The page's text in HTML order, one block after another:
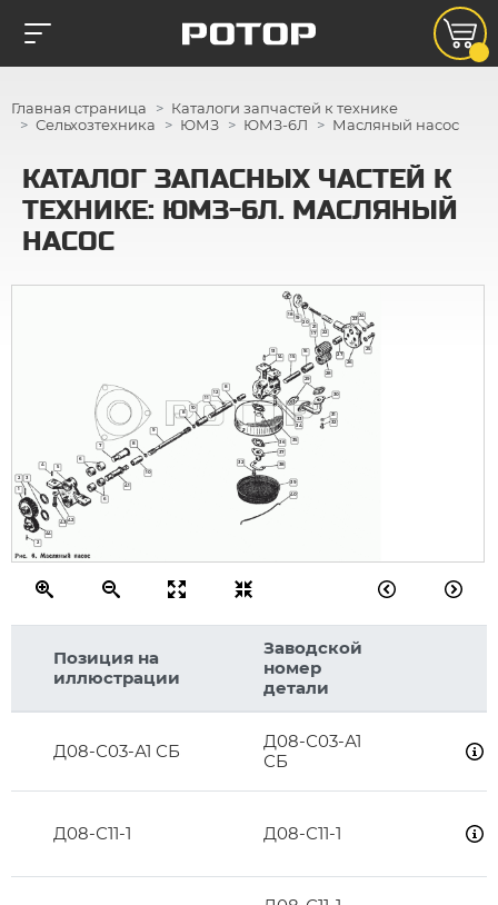
Главная страница
Каталоги запчастей к технике
Сельхозтехника
ЮМЗ ЮМЗ-6Л Масляный насос
КАТАЛОГ ЗАПАСНЫХ ЧАСТЕЙ К
ТЕХНИКЕ: ЮМЗ-6Л. МАСЛЯНЫЙ
НАСОС
1
2
2
3
4 5
6
6
7 8
8
8
9
10
10
11
12
13
14 15
16
17
18
19
20
21
22
2323
24
25
26
27
27
28
29
30
31
32
32
33
34
35
36
37
38
39
40
41
42
43
44
Позиция на
иллюстрации
Заводской
номер
детали
Д08-С03-А1 СБ
Д08-С03-А1
СБ
Д08-С11-1 Д08-С11-1